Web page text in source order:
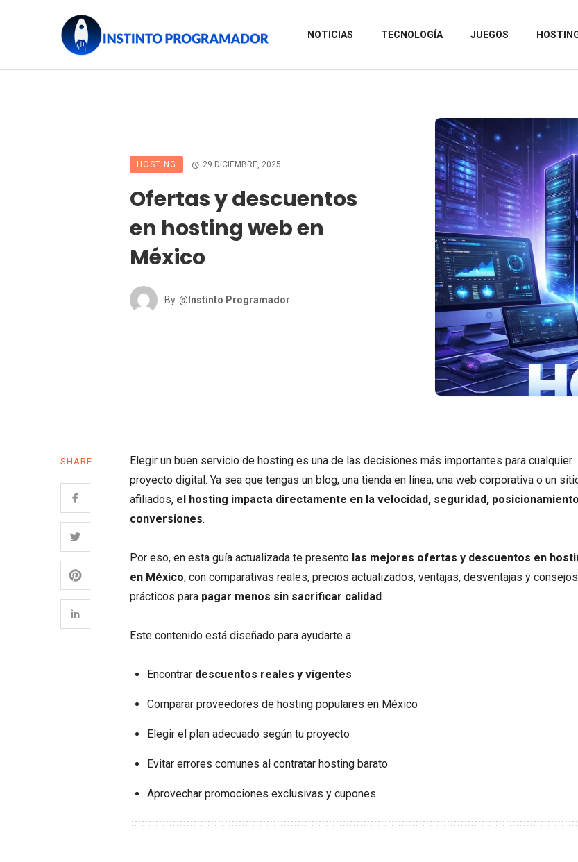
NOTICIAS TECNOLOGÍA JUEGOS
HOSTING 29 DICIEMBRE, 2025
Ofertas y descuentos
en hosting web en
México
By @Instinto Programador
SHARE
Elegir un buen servicio de hosting es una de las decisiones más importantes para cualquier
proyecto digital. Ya sea que tengas un blog, una tienda en línea, una web corporativa o un
afiliados, el hosting impacta directamente en la velocidad, seguridad, posicionamiento
conversiones.
Por eso, en esta guía actualizada te presento las mejores ofertas y descuentos en
en México, con comparativas reales, precios actualizados, ventajas, desventajas y consejos
prácticos para pagar menos sin sacrificar calidad.
Este contenido está diseñado para ayudarte a:
Encontrar descuentos reales y vigentes
Comparar proveedores de hosting populares en México
Elegir el plan adecuado según tu proyecto
Evitar errores comunes al contratar hosting barato
Aprovechar promociones exclusivas y cupones